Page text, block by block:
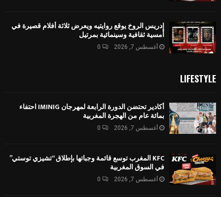
إدريس الروخ يوقع روايتيه ويعرض ثلاثة أفلام قصيرة في
أمسية ثقافية وسينمائية بمرتيل
أغسطس 7, 2026 0
LIFESTYLE
أكادير تحتضن الدورة الرابعة لمهرجان IMINIG احتفاء
بمائة عام من الهجرة المغربية
أغسطس 7, 2026 0
KFC المغرب توسع قائمة وجباتها بإطلاق “تشيزي توستي”
في السوق المغربية
أغسطس 7, 2026 0